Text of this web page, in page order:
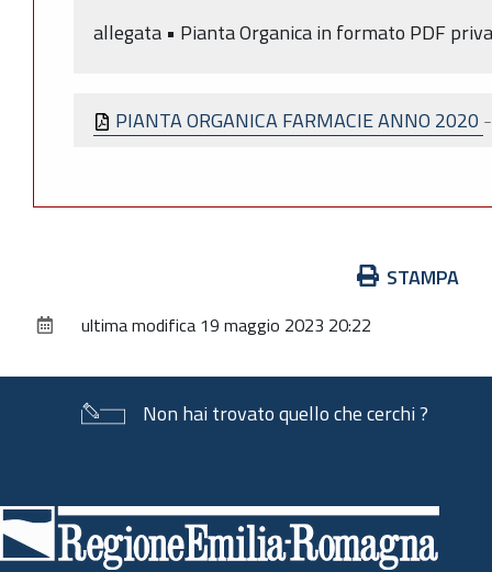
allegata • Pianta Organica in formato PDF
PIANTA ORGANICA FARMACIE ANNO 2020
documento
STAMPA
ultima modifica 19 maggio 2023 20:22
Non hai trovato quello che cerchi ?
di
pagina